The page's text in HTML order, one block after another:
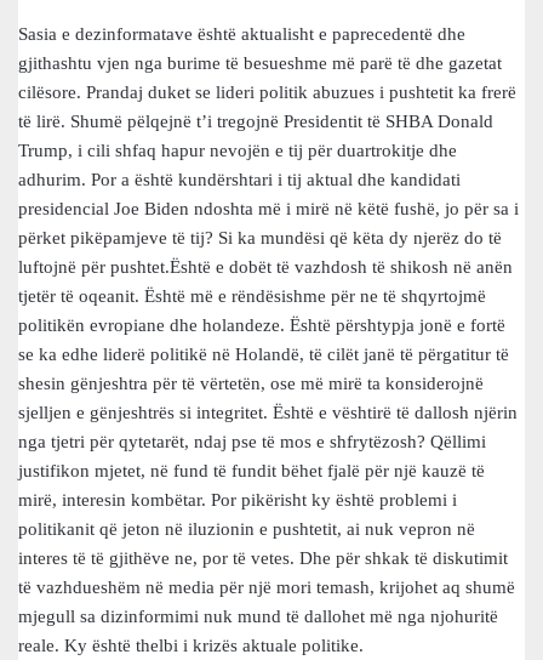
Sasia e dezinformatave është aktualisht e paprecedentë dhe
gjithashtu vjen nga burime të besueshme më parë të dhe gazetat
cilësore. Prandaj duket se lideri politik abuzues i pushtetit ka frerë
të lirë. Shumë pëlqejnë t’i tregojnë Presidentit të SHBA Donald
Trump, i cili shfaq hapur nevojën e tij për duartrokitje dhe
adhurim. Por a është kundërshtari i tij aktual dhe kandidati
presidencial Joe Biden ndoshta më i mirë në këtë fushë, jo për sa i
përket pikëpamjeve të tij? Si ka mundësi që këta dy njerëz do të
luftojnë për pushtet.Është e dobët të vazhdosh të shikosh në anën
tjetër të oqeanit. Është më e rëndësishme për ne të shqyrtojmë
politikën evropiane dhe holandeze. Është përshtypja jonë e fortë
se ka edhe liderë politikë në Holandë, të cilët janë të përgatitur të
shesin gënjeshtra për të vërtetën, ose më mirë ta konsiderojnë
sjelljen e gënjeshtrës si integritet. Është e vështirë të dallosh njërin
nga tjetri për qytetarët, ndaj pse të mos e shfrytëzosh? Qëllimi
justifikon mjetet, në fund të fundit bëhet fjalë për një kauzë të
mirë, interesin kombëtar. Por pikërisht ky është problemi i
politikanit që jeton në iluzionin e pushtetit, ai nuk vepron në
interes të të gjithëve ne, por të vetes. Dhe për shkak të diskutimit
të vazhdueshëm në media për një mori temash, krijohet aq shumë
mjegull sa dizinformimi nuk mund të dallohet më nga njohuritë
reale. Ky është thelbi i krizës aktuale politike.